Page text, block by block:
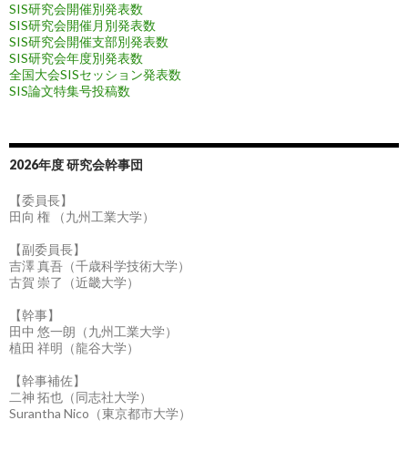
SIS研究会開催別発表数
SIS研究会開催月別発表数
SIS研究会開催支部別発表数
SIS研究会年度別発表数
全国大会SISセッション発表数
SIS論文特集号投稿数
2026年度 研究会幹事団
【委員長】
田向 権 （九州工業大学）
【副委員長】
吉澤 真吾（千歳科学技術大学）
古賀 崇了（近畿大学）
【幹事】
田中 悠一朗（九州工業大学）
植田 祥明（龍谷大学）
【幹事補佐】
二神 拓也（同志社大学）
Surantha Nico（東京都市大学）